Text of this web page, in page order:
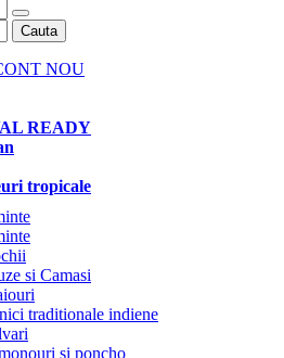
Cauta
NOU
READY
tropicale
si Camasi
traditionale indiene
si poncho